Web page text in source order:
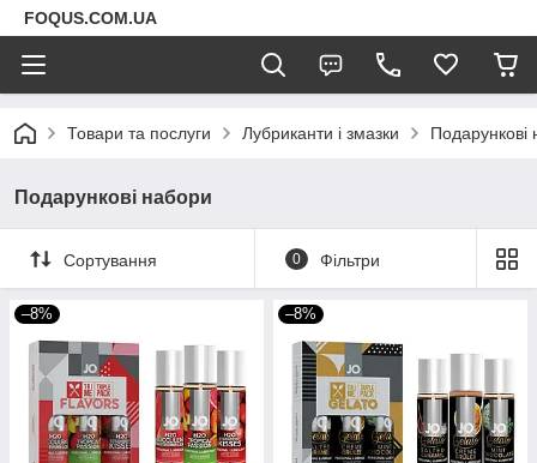
FOQUS.COM.UA
Товари та послуги Лубриканти і змазки Подарункові
Подарункові набори
Сортування 0 Фільтри
–8% –8%